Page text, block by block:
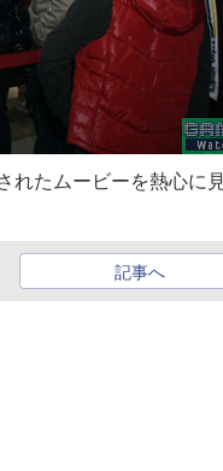
れたムービーを熱心に
記事へ